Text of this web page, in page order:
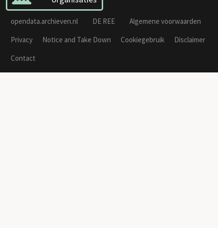
opendata.archieven.nl DE REE
Algemene voorwaarden
Privacy
Notice and Take Down Cookiegebruik
Disclaimer
Contact